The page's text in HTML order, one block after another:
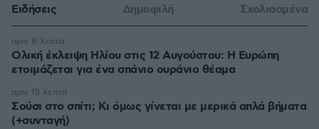
Ειδήσεις Δημοφιλή Σχολιασμένα
Ολική έκλειψη Ηλίου στις 12 Αυγούστου: Η Ευρώπη
ετοιμάζεται για ένα σπάνιο ουράνιο θέαμα
πριν 8 λεπτά
Σούσι στο σπίτι; Κι όμως γίνεται με μερικά απλά βήματα
(+συνταγή)
πριν 15 λεπτά